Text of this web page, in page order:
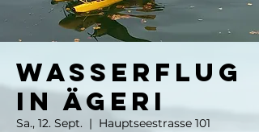
Wasserflug
in Ägeri
Sa., 12. Sept.
  |
Hauptseestrasse 101